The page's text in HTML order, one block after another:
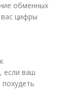
обменных
цифры
если ваш